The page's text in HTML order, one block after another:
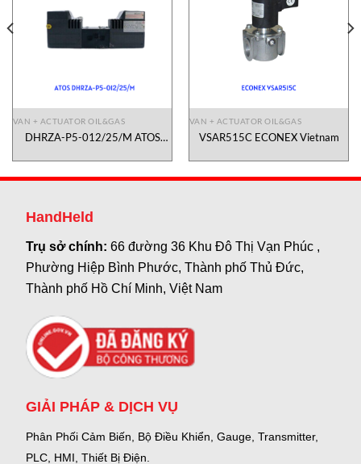
VAN + ACTUATOR OIL&GAS
DHRZA-P5-012/25/M ATOS
VAN + ACTUATOR OIL&GAS
VSAR515C ECONEX Vietnam
HandHeld
Trụ sở chính:66 đường 36 Khu Đô Thị Vạn Phúc ,
Phường Hiệp Bình Phước, Thành phố Thủ Đức,
Thành phố Hồ Chí Minh, Việt Nam
GIẢI PHÁP & DỊCH VỤ
Phân Phối Cảm Biến, Bộ Điều Khiển, Gauge, Transmitter,
PLC, HMI, Thiết Bị Điện.